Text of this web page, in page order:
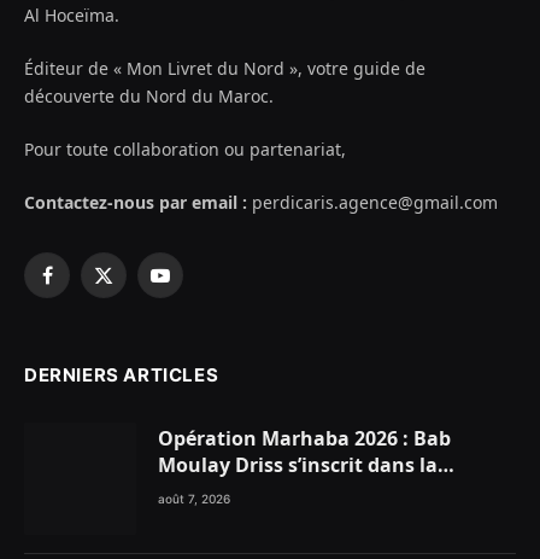
Al Hoceïma.
Éditeur de « Mon Livret du Nord », votre guide de
découverte du Nord du Maroc.
Pour toute collaboration ou partenariat,
Contactez-nous par email : perdicaris.agence@gmail.com
Facebook
X
YouTube
DERNIERS ARTICLES
Opération Marhaba 2026 : Bab
Moulay Driss s’inscrit dans la
dynamique nationale en faveur des
août 7, 2026